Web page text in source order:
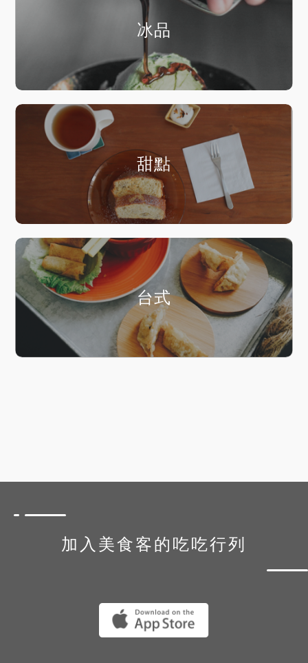
冰品
甜點
台式
加入美食客的吃吃行列